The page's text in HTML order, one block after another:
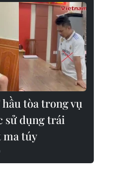
tòa trong vụ
sử dụng trái
ma túy